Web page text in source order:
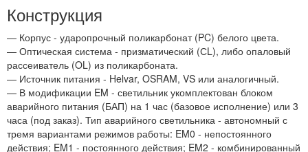
Конструкция
— Корпус - ударопрочный поликарбонат (PC) белого цвета.
— Оптическая система - призматический (СL), либо опаловый
рассеиватель (OL) из поликарбоната.
— Источник питания - Helvar, OSRAM, VS или аналогичный.
— В модификации EM - светильник укомплектован блоком
аварийного питания (БАП) на 1 час (базовое исполнение) или 3
часа (под заказ). Тип аварийного светильника - автономный с
тремя вариантами режимов работы: EM0 - непостоянного
действия; EM1 - постоянного действия; EM2 - комбинированный